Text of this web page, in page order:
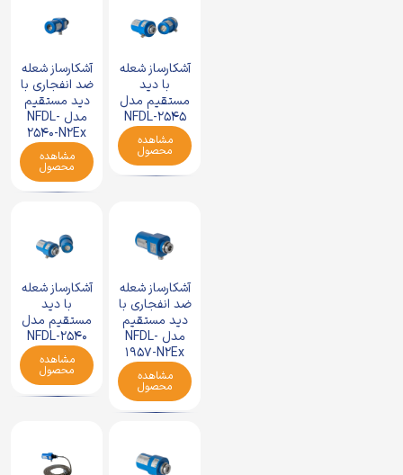
آشکارساز شعله
با دید
مستقیم مدل
NFDL-2545
مشاهده
محصول
آشکارساز شعله
ضد انفجاری با
دید مستقیم
مدل NFDL-
2540-N2Ex
مشاهده
محصول
آشکارساز شعله
ضد انفجاری با
دید مستقیم
مدل NFDL-
1957-N2Ex
مشاهده
محصول
آشکارساز شعله
با دید
مستقیم مدل
NFDL-2540
مشاهده
محصول